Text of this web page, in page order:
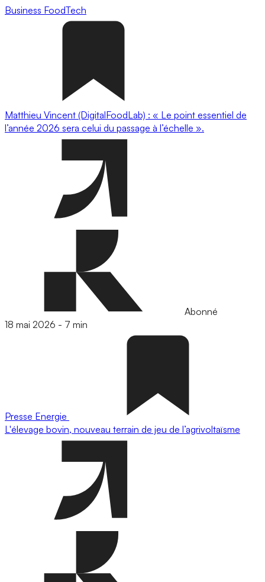
Business FoodTech
Matthieu Vincent (DigitalFoodLab) : « Le point essentiel de
l’année 2026 sera celui du passage à l’échelle ».
Abonné
18 mai 2026 - 7 min
Presse Energie
L'élevage bovin, nouveau terrain de jeu de l’agrivoltaïsme